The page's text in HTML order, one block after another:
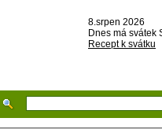
8.srpen 2026
Dnes má svátek
Recept k svátku